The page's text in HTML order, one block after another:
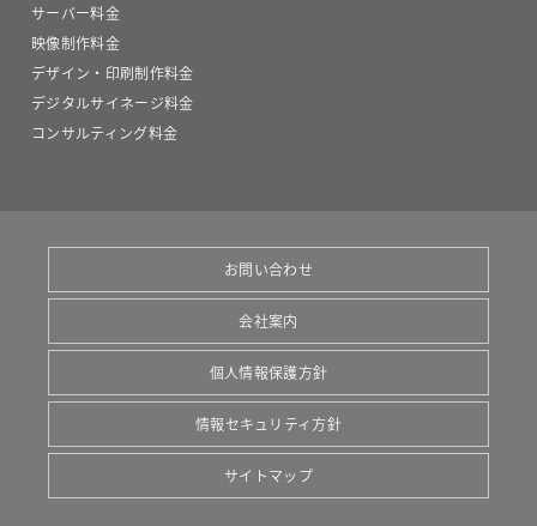
サーバー料金
映像制作料金
デザイン・印刷制作料金
デジタルサイネージ料金
コンサルティング料金
お問い合わせ
会社案内
個人情報保護方針
情報セキュリティ方針
サイトマップ